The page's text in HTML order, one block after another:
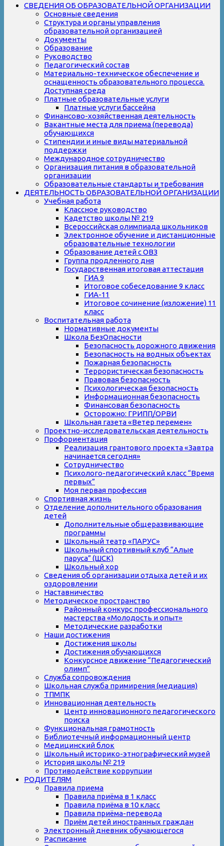
СВЕДЕНИЯ ОБ ОБРАЗОВАТЕЛЬНОЙ ОРГАНИЗАЦИИ
Основные сведения
Структура и органы управления
образовательной организацией
Документы
Образование
Руководство
Педагогический состав
Материально-техническое обеспечение и
оснащенность образовательного процесса.
Доступная среда
Платные образовательные услуги
Платные услуги бассейна
Финансово-хозяйственная деятельность
Вакантные места для приема (перевода)
обучающихся
Стипендии и иные виды материальной
поддержки
Международное сотрудничество
Организация питания в образовательной
организации
Образовательные стандарты и требования
ДЕЯТЕЛЬНОСТЬ ОБРАЗОВАТЕЛЬНОЙ ОРГАНИЗАЦИИ
Учебная работа
Классное руководство
Кадетство школы № 219
Всероссийская олимпиада школьников
Электронное обучение и дистанционные
образовательные технологии
Образование детей с ОВЗ
Группа продленного дня
Государственная итоговая аттестация
ГИА 9
Итоговое собеседование 9 класс
ГИА-11
Итоговое сочинение (изложение) 11
класс
Воспитательная работа
Нормативные документы
Школа БезОпасности
Безопасность дорожного движения
Безопасность на водных объектах
Пожарная безопасность
Террористическая безопасность
Правовая безопасность
Психологическая безопасность
Информационная безопасность
Финансовая безопасность
Осторожно: ГРИПП/ОРВИ
Школьная газета «Ветер перемен»
Проектно-исследовательская деятельность
Профориентация
Реализация грантового проекта «Завтра
начинается сегодня»
Сотрудничество
Психолого-педагогический класс “Время
первых”
Моя первая профессия
Спортивная жизнь
Отделение дополнительного образования
детей
Дополнительные общеразвивающие
программы
Школьный театр «ПАРУС»
Школьный спортивный клуб “Алые
паруса” (ШСК)
Школьный хор
Сведения об организации отдыха детей и их
оздоровлении
Наставничество
Методическое пространство
Районный конкурс профессионального
мастерства «Молодость и опыт»
Методические разработки
Наши достижения
Достижения школы
Достижения обучающихся
Конкурсное движение “Педагогический
олимп”
Служба сопровождения
Школьная служба примирения (медиация)
ТПМПК
Инновационная деятельность
Центр инновационного педагогического
поиска
Функциональная грамотность
Библиотечный информационный центр
Медицинский блок
Школьный историко-этнографический музей
История школы № 219
Противодействие коррупции
РОДИТЕЛЯМ
Правила приема
Правила приёма в 1 класс
Правила приёма в 10 класс
Правила приёма-перевода
Приём детей иностранных граждан
Электронный дневник обучающегося
Расписание